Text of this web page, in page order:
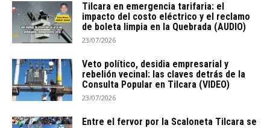
Tilcara en emergencia tarifaria: el
impacto del costo eléctrico y el reclamo
de boleta limpia en la Quebrada (AUDIO)
23/07/2026
Veto político, desidia empresarial y
rebelión vecinal: las claves detrás de la
Consulta Popular en Tilcara (VIDEO)
23/07/2026
Entre el fervor por la Scaloneta Tilcara se